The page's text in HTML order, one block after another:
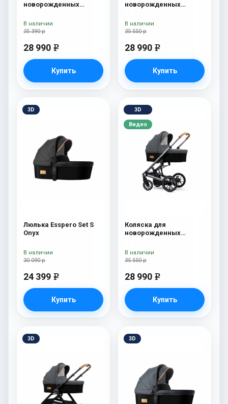
новорожденных
35 390 р
28 990 e
Купить
В наличии
новорожденных
35 550 р
28 990 e
Купить
В наличии
3D
Люлька Esspero Set S
Onyx
30 090 р
24 399 e
Купить
В наличии
3D
Видео
Коляска для
новорожденных
35 550 р
28 990 e
Купить
В наличии
3D 3D